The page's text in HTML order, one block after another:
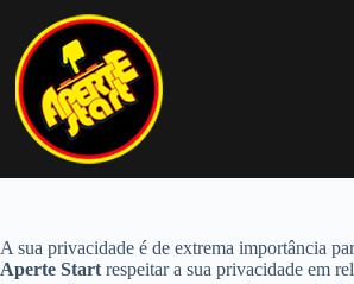
conteúdo
A sua privacidade é de extrema importância
Aperte Start respeitar a sua privacidade em